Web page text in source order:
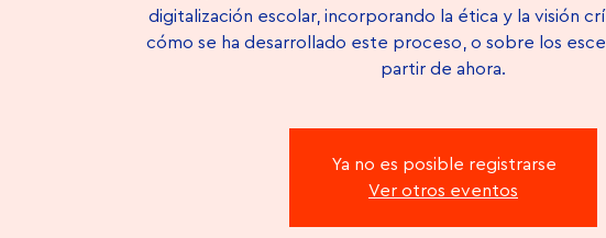
digitalización escolar, incorporando la ética y la visión
cómo se ha desarrollado este proceso, o sobre los
partir de ahora.
Ya no es posible registrarse
Ver otros eventos